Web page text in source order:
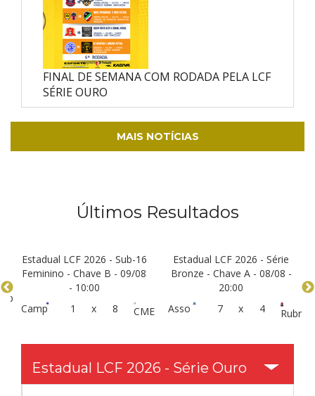
FINAL DE SEMANA COM RODADA PELA LCF
SÉRIE OURO
MAIS NOTÍCIAS
Últimos Resultados
Estadual LCF 2026 - Sub-16
Feminino - Chave B - 09/08
- 10:00
Camp
1 x 8 CME
Estadual LCF 2026 - Série
Bronze - Chave A - 08/08 -
20:00
Asso
7 x 4 Rubr
Estadual LCF 2026 - Série Ouro